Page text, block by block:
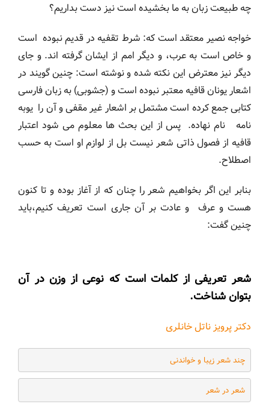
چه طبیعت زبان به ما بخشیده است نیز دست بداریم؟
خواجه نصیر معتقد است که: شرط تقفیه در قدیم نبوده است
و خاص است به عرب، و دیگر امم از ایشان گرفته اند. و جای
دیگر نیز معترض این نکته شده و نوشته است: چنین گویند در
اشعار یونان قافیه معتبر نبوده است و (جشوبی) به زبان فارسی
کتابی جمع کرده است مشتمل بر اشعار غیر مقفی و آن را یوبه
نامه نام نهاده. پس از این بحث ها معلوم می شود اعتبار
قافیه از فصول ذاتی شعر نیست بل از لوازم او است به حسب
اصطلاح.
بنابر این اگر بخواهیم شعر را چنان که از آغاز بوده و تا کنون
هست و عرف و عادت بر آن جاری است تعریف کنیم،باید
چنین گفت:
شعر تعریفی از کلمات است که نوعی از وزن در آن
بتوان شناخت.
دکتر پرویز ناتل خانلری
چند شعر زیبا و خواندنی
شعر در شعر